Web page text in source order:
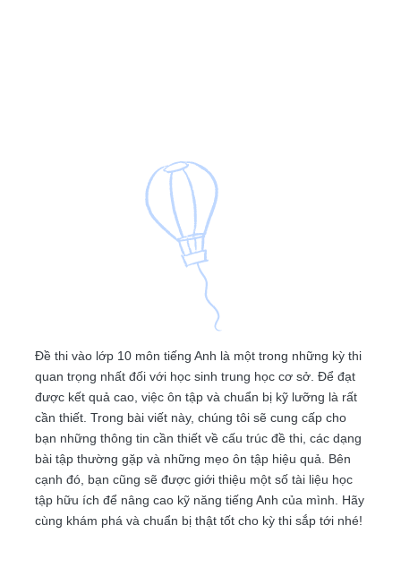
Đề thi vào lớp 10 môn tiếng Anh là một trong những kỳ thi
quan trọng nhất đối với học sinh trung học cơ sở. Để đạt
được kết quả cao, việc ôn tập và chuẩn bị kỹ lưỡng là rất
cần thiết. Trong bài viết này, chúng tôi sẽ cung cấp cho
bạn những thông tin cần thiết về cấu trúc đề thi, các dạng
bài tập thường gặp và những mẹo ôn tập hiệu quả. Bên
cạnh đó, bạn cũng sẽ được giới thiệu một số tài liệu học
tập hữu ích để nâng cao kỹ năng tiếng Anh của mình. Hãy
cùng khám phá và chuẩn bị thật tốt cho kỳ thi sắp tới nhé!